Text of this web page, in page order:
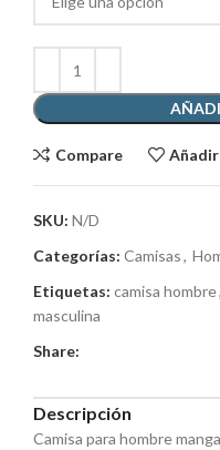
Compare
SKU: N/D
Categorías: Camisas,
Etiquetas: camisa hombre,
masculina
Share:
Descripción
Camisa para hombre